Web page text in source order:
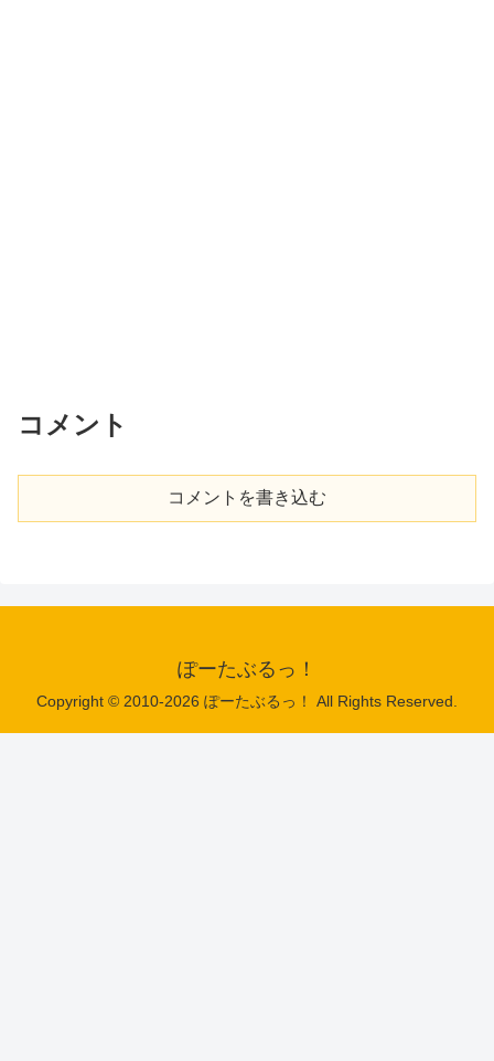
コメント
コメントを書き込む
ぽーたぶるっ！
Copyright © 2010-2026 ぽーたぶるっ！ All Rights Reserved.